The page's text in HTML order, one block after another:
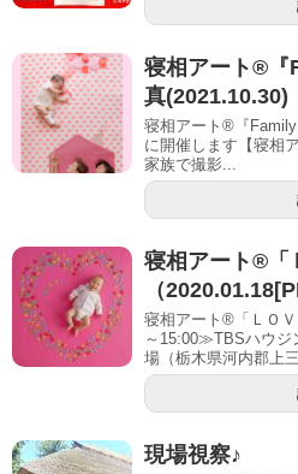
寝相アート®
真(2021.10.30)
寝相アート®『
に開催します【寝相
家族で撮影...
寝相アート®「
（
寝相アート®「ＬＯ
～15:00≫TBSハウ
場（栃木県河内郡上
現場視察♪